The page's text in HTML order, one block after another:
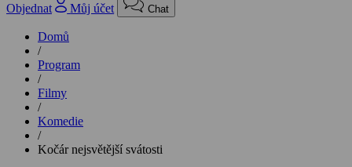
Objednat
Můj účet Chat
Domů
/
Program
/
Filmy
/
Komedie
/
Kočár nejsvětější svátosti